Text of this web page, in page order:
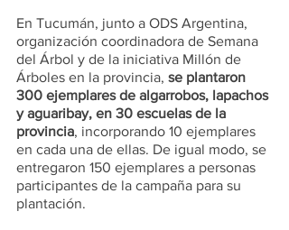
En Tucumán, junto a ODS Argentina,
organización coordinadora de Semana
del Árbol y de la iniciativa Millón de
Árboles en la provincia, se plantaron
300 ejemplares de algarrobos, lapachos
y aguaribay, en 30 escuelas de la
provincia, incorporando 10 ejemplares
en cada una de ellas. De igual modo, se
entregaron 150 ejemplares a personas
participantes de la campaña para su
plantación.